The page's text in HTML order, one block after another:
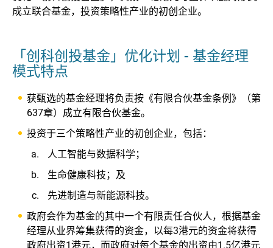
成立联合基金，投资策略性产业的初创企业。
「创科创投基金」优化计划 - 基金经理
模式特点
获甄选的基金经理将负责按《有限合伙基金条例》（第
637章）成立有限合伙基金。
投资于三个策略性产业的初创企业，包括：
人工智能与数据科学；
生命健康科技；及
先进制造与新能源科技。
政府会作为基金的其中一个有限责任合伙人，根据基金
经理从业界筹集获得的资金，以每3港元的资金将获得
政府出资1港元，而政府对每个基金的出资由1.5亿港元